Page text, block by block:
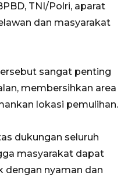
TNI/Polri, aparat
dan masyarakat
sangat penting
membersihkan area
lokasi pemulihan.
dukungan seluruh
masyarakat dapat
nyaman dan